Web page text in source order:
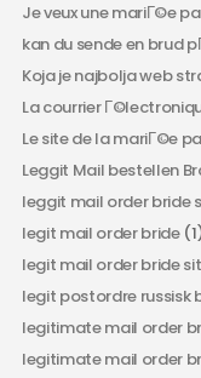
Je veux une mariГ©e
kan du sende en brud
Koja je najbolja web
La courrier
Le site de la mariГ©e
Leggit Mail bestellen
leggit mail order bride
legit mail order bride
legit mail order bride
legit postordre russisk
legitimate mail order
legitimate mail order